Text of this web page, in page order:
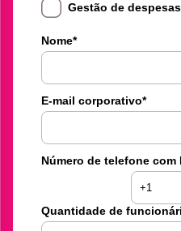
Gestão de
Nome*
E-mail corporativo*
Número de telefone com
Quantidade de